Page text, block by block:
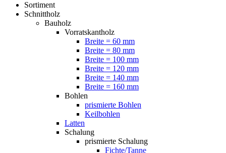
Sortiment
Schnittholz
Bauholz
Vorratskantholz
Breite = 60 mm
Breite = 80 mm
Breite = 100 mm
Breite = 120 mm
Breite = 140 mm
Breite = 160 mm
Bohlen
prismierte Bohlen
Keilbohlen
Latten
Schalung
prismierte Schalung
Fichte/Tanne